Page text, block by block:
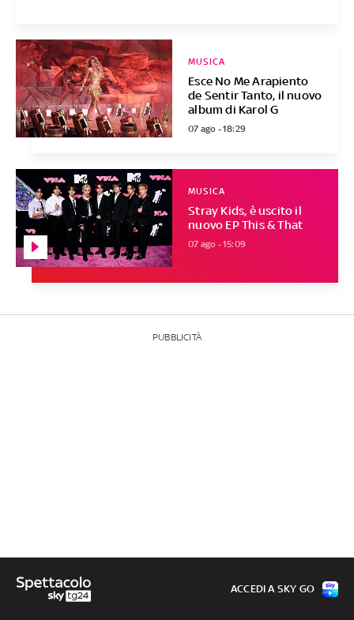
Esce No Me Arapiento
de Sentir Tanto, il nuovo
album di Karol G
MUSICA
07 ago - 18:29
Stray Kids, è uscito il
nuovo EP This & That
MUSICA
07 ago - 15:09
PUBBLICITÀ
ACCEDI A SKY GO